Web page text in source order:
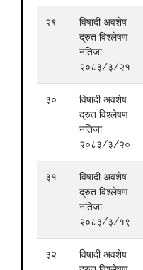
२९
विषादी अवशेष
द्रुत विश्लेषण
नतिजा
२०८३/३/२१
३०
विषादी अवशेष
द्रुत विश्लेषण
नतिजा
२०८३/३/२०
३१
विषादी अवशेष
द्रुत विश्लेषण
नतिजा
२०८३/३/१९
३२
विषादी अवशेष